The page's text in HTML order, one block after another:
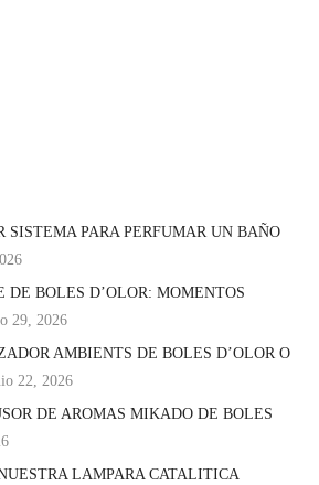
SISTEMA PARA PERFUMAR UN BAÑO
BOLES D’OLOR: MOMENTOS
29, 2026
AMBIENTS DE BOLES D’OLOR O
22, 2026
DE AROMAS MIKADO DE BOLES
LAMPARA CATALITICA